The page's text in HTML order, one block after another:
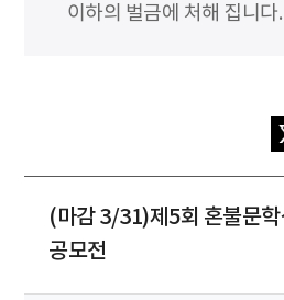
이하의 벌금에 처해 집니다.
(마감 3/31)제5회 혼불문
공모전